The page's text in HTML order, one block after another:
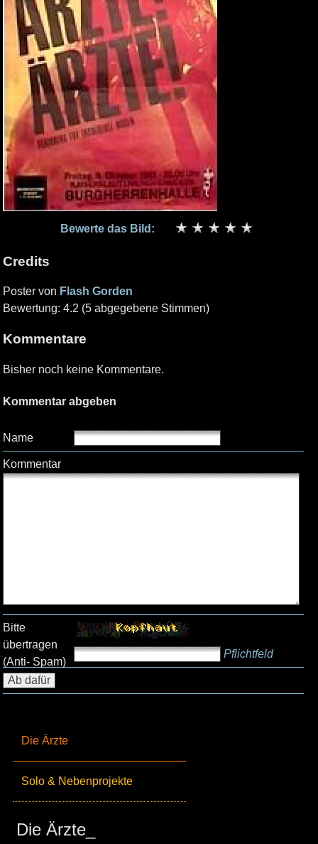
Die Ärzte
Solo & Nebenprojekte
Die Ärzte_
Bewerte das Bild:
Credits
Poster von Flash Gorden
Bewertung: 4.2 (5 abgegebene Stimmen)
Kommentare
Bisher noch keine Kommentare.
Kommentar abgeben
Name
Kommentar
Bitte
übertragen
(Anti- Spam)
Pflichtfeld